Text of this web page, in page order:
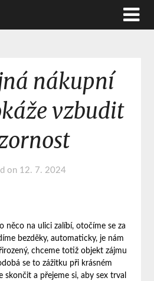
nákupní
vzbudit
on 12. 7. 2024
něco na ulici zalíbí, otočíme se za
bezděky, automaticky, je nám
chceme totiž objekt zájmu
se to zážitku při krásném
skončit a přejeme si, aby sex trval